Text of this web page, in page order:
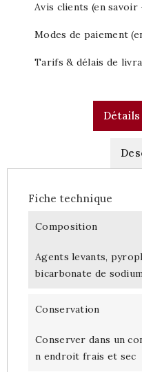
Avis clients (en savoir
Modes de paiement
Tarifs & délais de
Fiche technique
Composition
Agents levants,
bicarbonate de
Conservation
Conserver dans un
n endroit frais et sec